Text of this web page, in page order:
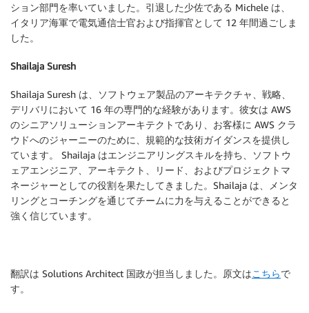
ション部門を率いていました。引退した少佐である Michele は、
イタリア海軍で電気通信士官および指揮官として 12 年間過ごしま
した。
Shailaja Suresh
Shailaja Suresh は、ソフトウェア製品のアーキテクチャ、戦略、
デリバリにおいて 16 年の専門的な経験があります。彼女は AWS
のシニアソリューションアーキテクトであり、お客様に AWS クラ
ウドへのジャーニーのために、規範的な技術ガイダンスを提供し
ています。 Shailaja はエンジニアリングスキルを持ち、ソフトウ
ェアエンジニア、アーキテクト、リード、およびプロジェクトマ
ネージャーとしての役割を果たしてきました。Shailaja は、メンタ
リングとコーチングを通じてチームに力を与えることができると
強く信じています。
翻訳は Solutions Architect 国政が担当しました。原文はこちらで
す。